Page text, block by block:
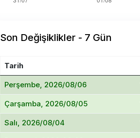
Son Değişiklikler - 7 Gün
Tarih
Perşembe, 2026/08/06
Çarşamba, 2026/08/05
Salı, 2026/08/04